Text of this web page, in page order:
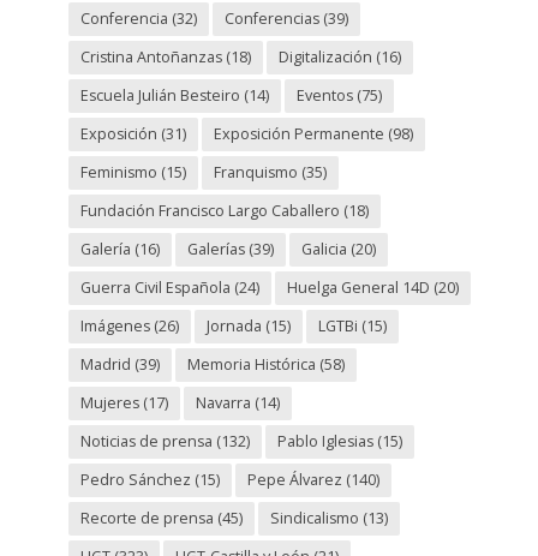
Conferencia (32) Conferencias(39)
Cristina Antoñanzas(18) Digitalización (16)
Escuela Julián Besteiro (14) Eventos(75)
Exposición (31) Exposición Permanente (98)
Feminismo (15) Franquismo (35)
Fundación Francisco Largo Caballero (18)
Galería (16) Galerías(39) Galicia (20)
Guerra Civil Española (24) Huelga General 14D (20)
Imágenes(26) Jornada (15) LGTBi (15)
Madrid (39) Memoria Histórica (58)
Mujeres(17) Navarra (14)
Noticias de prensa (132) Pablo Iglesias(15)
Pedro Sánchez (15) Pepe Álvarez (140)
Recorte de prensa (45) Sindicalismo (13)